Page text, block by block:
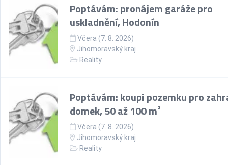
Poptávám: pronájem garáže pro
uskladnění, Hodonín
Včera (7. 8. 2026)
Jihomoravský kraj
Reality
Poptávám: koupi pozemku pro
domek, 50 až 100 m²
Včera (7. 8. 2026)
Jihomoravský kraj
Reality